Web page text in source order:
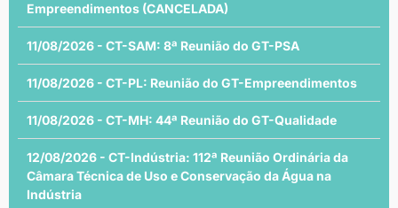
Empreendimentos (CANCELADA)
11/08/2026 - CT-SAM: 8ª Reunião do GT-PSA
11/08/2026 - CT-PL: Reunião do GT-Empreendimentos
11/08/2026 - CT-MH: 44ª Reunião do GT-Qualidade
12/08/2026 - CT-Indústria: 112ª Reunião Ordinária da
Câmara Técnica de Uso e Conservação da Água na
Indústria